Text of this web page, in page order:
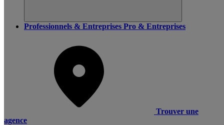
Professionnels & Entreprises Pro & Entreprises
Trouver une
agence